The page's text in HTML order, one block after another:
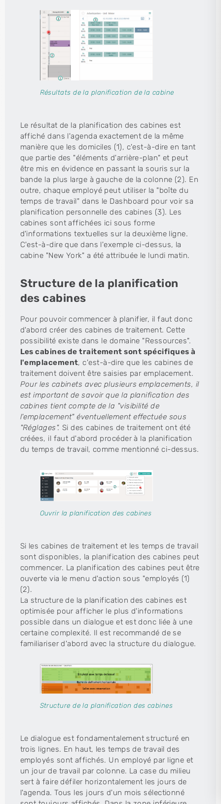
Résultats de la planification de la cabine
Le résultat de la planification des cabines est
affiché dans l'agenda exactement de la même
manière que les domiciles (1), c'est-à-dire en tant
que partie des "éléments d'arrière-plan" et peut
être mis en évidence en passant la souris sur la
bande la plus large à gauche de la colonne (2). En
outre, chaque employé peut utiliser la "boîte du
temps de travail" dans le Dashboard pour voir sa
planification personnelle des cabines (3). Les
cabines sont affichées ici sous forme
d'informations textuelles sur la deuxième ligne.
C'est-à-dire que dans l'exemple ci-dessus, la
cabine "New York" a été attribuée le lundi matin.
Structure de la planification
des cabines
Pour pouvoir commencer à planifier, il faut donc
d'abord créer des cabines de traitement. Cette
possibilité existe dans le domaine "Ressources".
Les cabines de traitement sont spécifiques à
l'emplacement, c'est-à-dire que les cabines de
traitement doivent être saisies par emplacement.
Pour les cabinets avec plusieurs emplacements, il
est important de savoir que la planification des
cabines tient compte de la "visibilité de
l'emplacement" éventuellement effectuée sous
"Réglages". Si des cabines de traitement ont été
créées, il faut d'abord procéder à la planification
du temps de travail, comme mentionné ci-dessus.
Ouvrir la planification des cabines
Si les cabines de traitement et les temps de travail
sont disponibles, la planification des cabines peut
commencer. La planification des cabines peut être
ouverte via le menu d'action sous "employés (1)
(2).
La structure de la planification des cabines est
optimisée pour afficher le plus d'informations
possible dans un dialogue et est donc liée à une
certaine complexité. Il est recommandé de se
familiariser d'abord avec la structure du dialogue.
Structure de la planification des cabines
Le dialogue est fondamentalement structuré en
trois lignes. En haut, les temps de travail des
employés sont affichés. Un employé par ligne et
un jour de travail par colonne. La case du milieu
sert à faire défiler horizontalement les jours de
l'agenda. Tous les jours d'un mois sélectionné